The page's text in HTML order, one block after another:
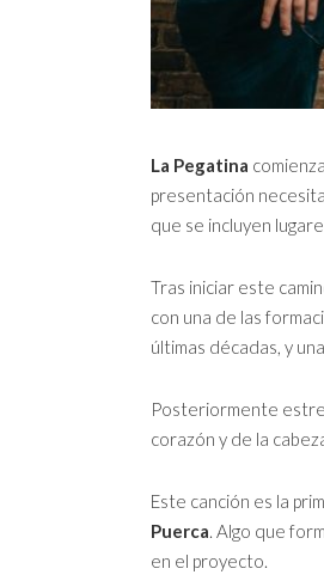
La Pegatina
presentación
que se incluyen
Tras iniciar este
con una de las
últimas décadas, y
Posteriormente
corazón y de la
Este canción es la
Puerca. Algo que
en el proyecto.